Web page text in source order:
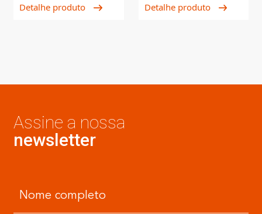
Detalhe produto Detalhe produto
Assine a nossa
newsletter